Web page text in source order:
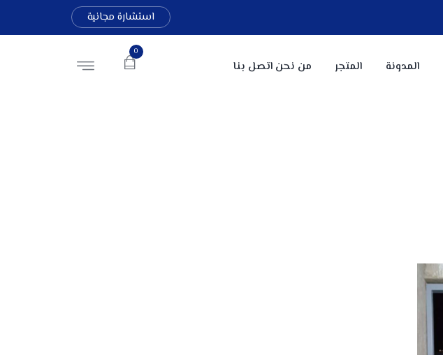
استشارة مجانية
المدونة المتجر من نحن اتصل بنا
0